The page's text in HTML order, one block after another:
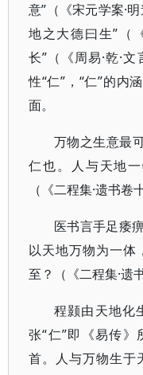
意”（《宋元学案·
地之大德曰生”（
长”（《周易·乾·
性“仁”，“仁”的内
面。
万物之生意最
仁也。人与天地
（《二程集·遗书卷
医书言手足痿
以天地万物为一体
至？（《二程集·遗
程颢由天地化
张“仁”即《易传》
首。人与万物生于